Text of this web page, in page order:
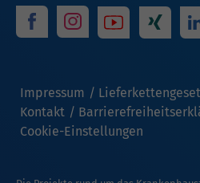
Impressum
Kontakt
Cookie-Einstellungen